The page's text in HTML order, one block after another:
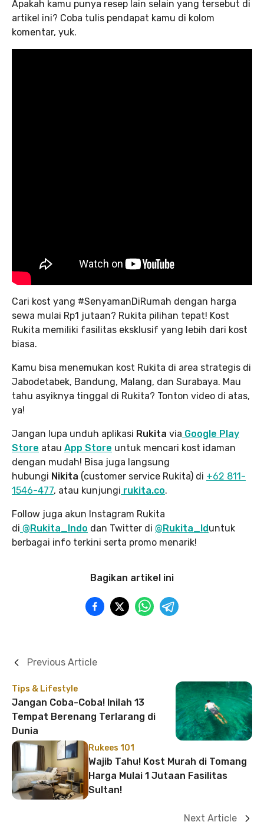
Apakah kamu punya resep lain selain yang tersebut di
artikel ini? Coba tulis pendapat kamu di kolom
komentar, yuk.
Cari kost yang #SenyamanDiRumah dengan harga
sewa mulai Rp1 jutaan? Rukita pilihan tepat! Kost
Rukita memiliki fasilitas eksklusif yang lebih dari kost
biasa.
Kamu bisa menemukan kost Rukita di area strategis di
Jabodetabek, Bandung, Malang, dan Surabaya. Mau
tahu asyiknya tinggal di Rukita? Tonton video di atas,
ya!
Jangan lupa unduh aplikasi Rukita via Google Play
Store atau App Store untuk mencari kost idaman
dengan mudah! Bisa juga langsung
hubungi Nikita (customer service Rukita) di +62 811-
1546-477, atau kunjungi rukita.co.
Follow juga akun Instagram Rukita
di @Rukita_Indo dan Twitter di @Rukita_Id untuk
berbagai info terkini serta promo menarik!
Bagikan artikel ini
Tips & Lifestyle
Jangan Coba-Coba! Inilah 13
Tempat Berenang Terlarang di
Dunia
Previous Article
Rukees 101
Wajib Tahu! Kost Murah di Tomang
Harga Mulai 1 Jutaan Fasilitas
Sultan!
Next Article